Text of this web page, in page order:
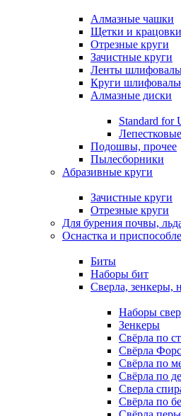
Алмазные чашки
Щетки и крацовки
Отрезные круги
Зачистные круги
Ленты
Круги
Алмазные диски
Standard for
Подошвы, прочее
Пылесборники
Абразивные круги
Зачистные круги
Отрезные круги
Для бурения почвы,
Оснастка и
Биты
Наборы бит
Сверла, зенкеры,
Наборы
Зенкеры
Свёрла по
Свёрла
Свёрла по
Свёрла по
Сверла
Свёрла по